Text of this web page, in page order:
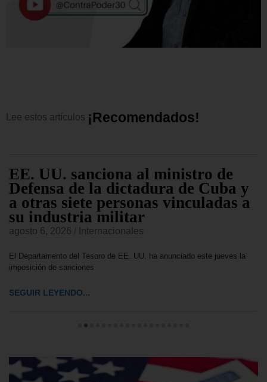
Lee estos artículos ¡Recomendados!
EE. UU. sanciona al ministro de
Defensa de la dictadura de Cuba y
a otras siete personas vinculadas a
su industria militar
agosto 6, 2026 Internacionales
El Departamento del Tesoro de EE. UU. ha anunciado este jueves la
imposición de sanciones
SEGUIR LEYENDO...